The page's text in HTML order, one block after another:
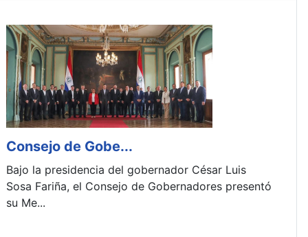
Consejo de Gobe...
Bajo la presidencia del gobernador César Luis
Sosa Fariña, el Consejo de Gobernadores presentó
su Me...